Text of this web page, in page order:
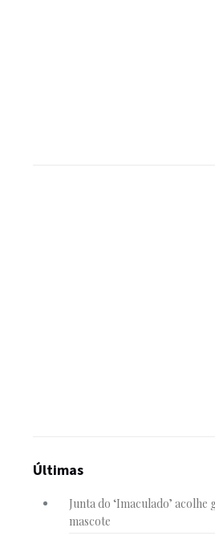
Últimas
Junta do ‘Imaculado’ acolhe
mascote